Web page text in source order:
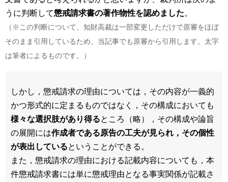
うに判断して懲戒請求書の著作物性を認めました。
（※この判断について、知財高裁は一部変更しただけで原審をほぼ
そのまま引用しているため、当記事でも原審から引用します。太字
は筆者によるものです。）
しかし，懲戒請求の理由については，その内容が一義的
かつ形式的に定まるものではなく，その構成においても
様々な選択肢があり得るところ（略），その構成や論旨
の展開には作成者である原告の工夫が見られ，その個性
が表出しているということができる。
また，懲戒請求の理由における記載内容についても，本
件懲戒請求書には単に懲戒理由となる事実関係が記載さ